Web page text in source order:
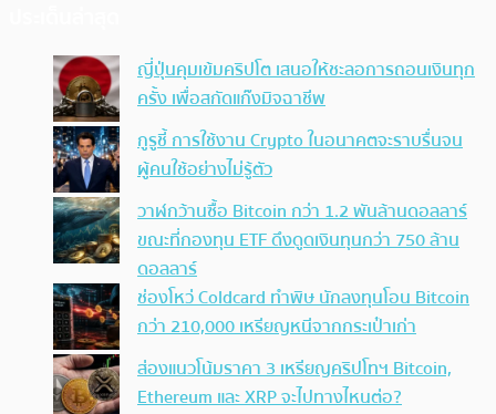
ญี่ปุ่นคุมเข้มคริปโต เสนอให้ชะลอการถอนเงินทุก
ครั้ง เพื่อสกัดแก๊งมิจฉาชีพ
กูรูชี้ การใช้งาน Crypto ในอนาคตจะราบรื่นจน
ผู้คนใช้อย่างไม่รู้ตัว
วาฬกว้านซื้อ Bitcoin กว่า 1.2 พันล้านดอลลาร์
ขณะที่กองทุน ETF ดึงดูดเงินทุนกว่า 750 ล้าน
ดอลลาร์
ช่องโหว่ Coldcard ทำพิษ นักลงทุนโอน Bitcoin
กว่า 210,000 เหรียญหนีจากกระเป๋าเก่า
ส่องแนวโน้มราคา 3 เหรียญคริปโทฯ Bitcoin,
Ethereum และ XRP จะไปทางไหนต่อ?